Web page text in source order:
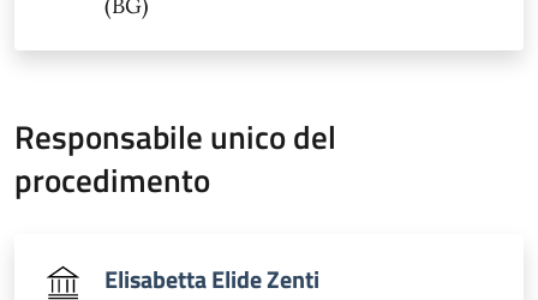
Responsabile unico del
procedimento
Elisabetta Elide Zenti